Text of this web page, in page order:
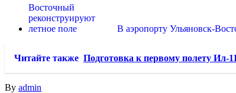
В аэропорту Ульяновск-
Читайте также Подготовка к первому полету Ил-
By admin